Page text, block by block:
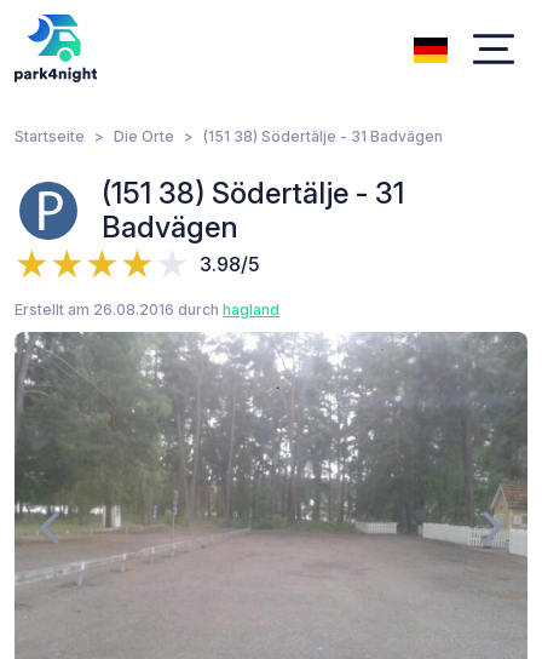
Startseite Die Orte (151 38) Södertälje - 31 Badvägen
(151 38) Södertälje - 31
Badvägen
3.98/5
Erstellt am 26.08.2016 durch hagland